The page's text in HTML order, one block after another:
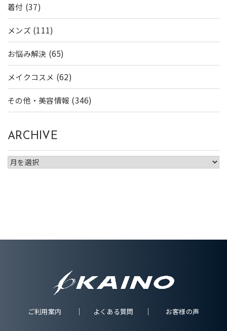
着付 (37)
メンズ (111)
お悩み解決 (65)
メイクコスメ (62)
その他・美容情報 (346)
ARCHIVE
ご利用案内 よくある質問 お客様の声